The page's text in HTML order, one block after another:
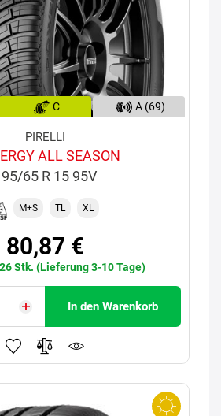
C A (69)
PIRELLI
ALL SEASON
65 R 15 95V
M+S TL XL
80,87 €
Stk. (Lieferung 3-10 Tage)
In den Warenkorb